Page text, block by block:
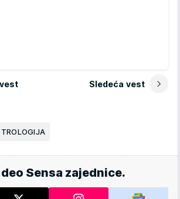
Sledeća vest
Sensa zajednice.